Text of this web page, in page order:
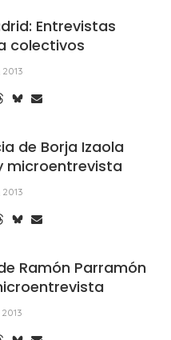
Entrevistas
colectivos
2013
de Borja Izaola
microentrevista
2013
Ramón Parramón
2013